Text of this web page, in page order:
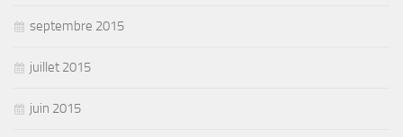
septembre 2015
juillet 2015
juin 2015